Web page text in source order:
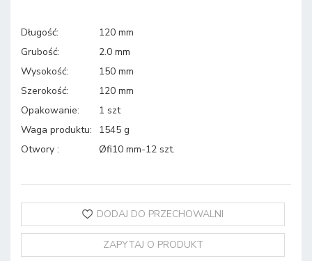
Długość:
120 mm
Grubość:
2.0 mm
Wysokość:
150 mm
Szerokość:
120 mm
Opakowanie:
1 szt
Waga produktu:
1545 g
Otwory : Øfi10 mm-12 szt.
DODAJ DO PRZECHOWALNI
ZAPYTAJ O PRODUKT